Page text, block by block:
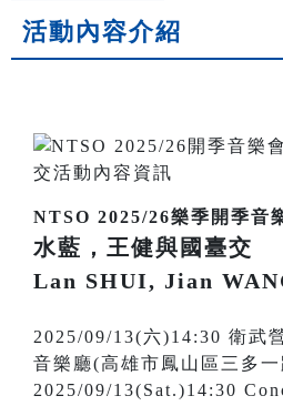
活動內容介紹
NTSO 2025/26樂季開季音
水藍，王健與國臺交
Lan SHUI, Jian
2025/09/13(六)14:30 衛武
音樂廳(高雄市鳳山區三多
2025/09/13(Sat.)14:30